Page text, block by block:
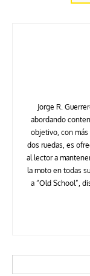
Jorge R.
abordando
objetivo, con
dos ruedas, es
al lector a
la moto en todas
a “Old School”,